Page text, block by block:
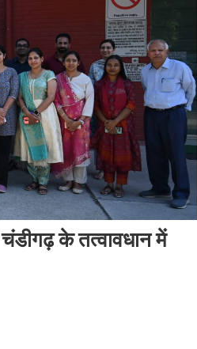
चंडीगढ़ के तत्वावधान में